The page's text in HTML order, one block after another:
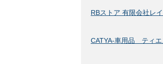
RBストア 有限会社レ
CATYA-車用品 ティエ